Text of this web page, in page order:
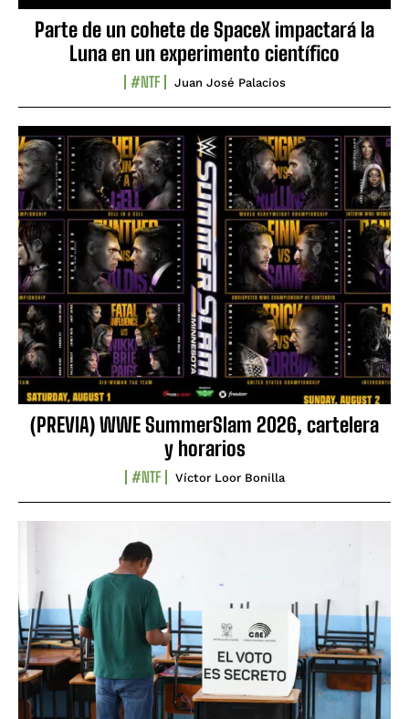
Parte de un cohete de SpaceX impactará la
Luna en un experimento científico
#NTF Juan José Palacios
(PREVIA) WWE SummerSlam 2026, cartelera
y horarios
#NTF Víctor Loor Bonilla